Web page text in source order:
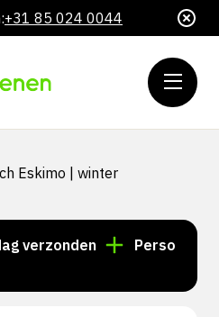
+31 85 024 0044
Eskimo | winter
Persoonlijk